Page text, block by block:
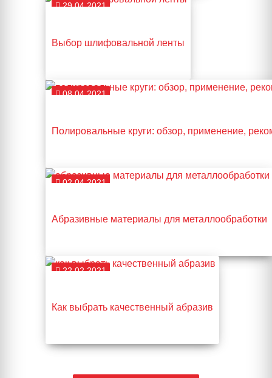
29.04.2021
Выбор шлифовальной ленты
08.04.2021
Полировальные круги: обзор, применение,
02.04.2021
Абразивные материалы для металлообработки
22.02.2021
Как выбрать качественный абразив